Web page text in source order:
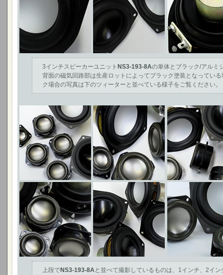
3インチスピーカーユニット NS3-193-8Aの単体とブラック/アルミ
背面の磁気回路部は生産ロットによってブラック塗装となってい
ク場合の写真は下のツィーターと並べている様子をご覧ください。
上段でNS3-193-8Aと並べて撮影しているものは、1インチ、2イ